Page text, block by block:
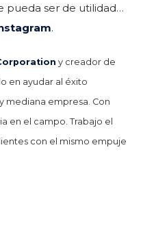
pueda ser de utilidad…
.
y creador de
en ayudar al éxito
mediana empresa. Con
en el campo. Trabajo el
con el mismo empuje